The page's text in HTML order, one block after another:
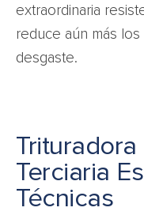
extraordinaria
reduce aún más
desgaste.
Terciaria
Técnicas